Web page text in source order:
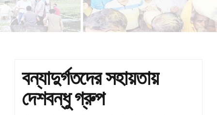
বন্যাদুর্গতদের সহায়তায়
দেশবন্ধু গ্রুপ